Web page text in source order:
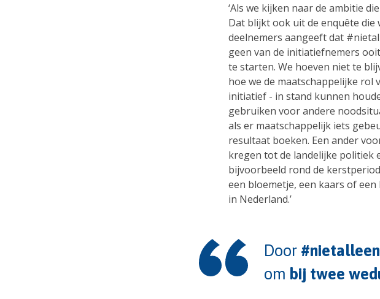
‘Als we kijken naar de ambitie
Dat blijkt ook uit de enquête die
deelnemers aangeeft dat
geen van de initiatiefnemers
te starten. We hoeven niet te
hoe we de maatschappelijke rol
initiatief - in stand kunnen
gebruiken voor andere
als er maatschappelijk iets
resultaat boeken. Een ander
kregen tot de landelijke politiek
bijvoorbeeld rond de
een bloemetje, een kaars of
in Nederland.’
Door #nietalleen
om bij twee